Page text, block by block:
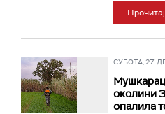
Прочитај
СУБОТА, 27.
Мушкарац
околини
опалила